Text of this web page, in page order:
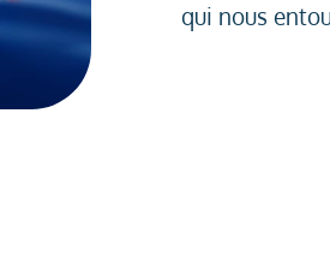
qui nous